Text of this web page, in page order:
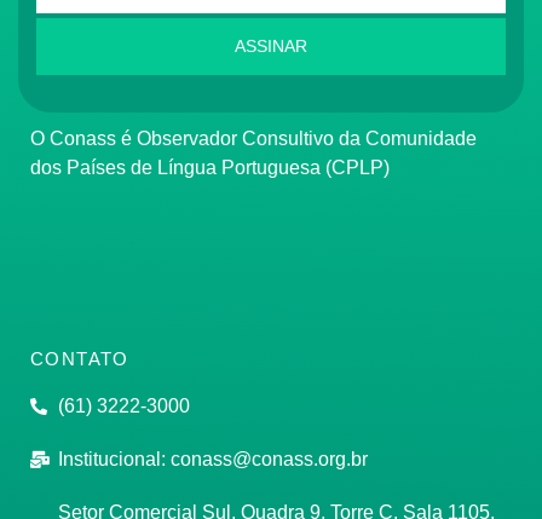
ASSINAR
O Conass é Observador Consultivo da Comunidade
dos Países de Língua Portuguesa (CPLP)
CONTATO
(61) 3222-3000
Institucional: conass@conass.org.br
Setor Comercial Sul, Quadra 9, Torre C, Sala 1105,